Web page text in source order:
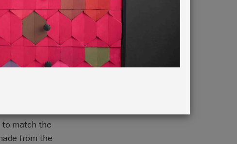
match the
from the